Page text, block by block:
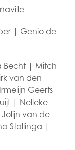
| Genio de
Becht | Mitch
van den
Geerts
| Nelleke
van de
Stallinga |